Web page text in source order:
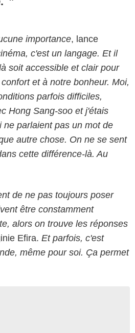
importance, lance
c'est un langage. Et il
soit accessible et clair pour
et à notre bonheur. Moi,
parfois difficiles,
Hong Sang-soo et j'étais
ne parlaient pas un mot de
autre chose. On ne se sent
cette différence-là. Au
de ne pas toujours poser
être constamment
alors on trouve les réponses
Efira. Et parfois, c'est
même pour soi. Ça permet